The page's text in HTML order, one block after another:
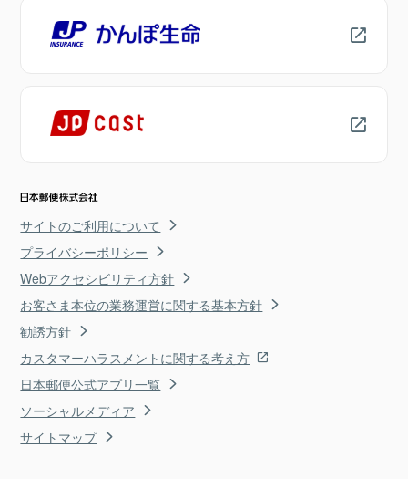
サイトのご利用について
プライバシーポリシー
Webアクセシビリティ方針
お客さま本位の業務運営に関する基本方針
勧誘方針
カスタマーハラスメントに関する考え方
日本郵便公式アプリ一覧
ソーシャルメディア
サイトマップ